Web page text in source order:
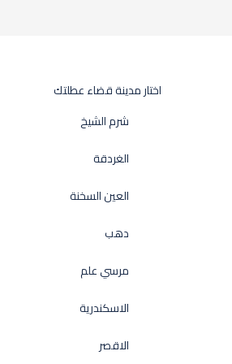
اختار مدينة قضاء عطلتك
شرم الشيخ
الغردقة
العين السخنة
دهب
مرسي علم
الاسكندرية
الاقصر